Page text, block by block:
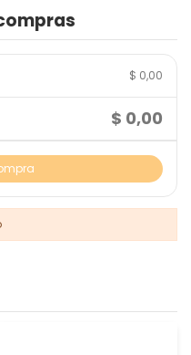
$ 0,00
$ 0,00